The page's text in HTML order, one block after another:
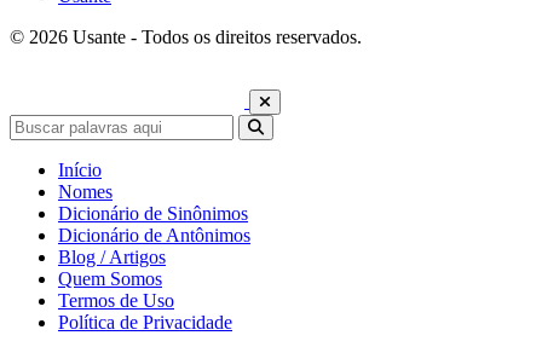
© 2026 Usante - Todos os direitos reservados.
Início
Nomes
Dicionário de Sinônimos
Dicionário de Antônimos
Blog / Artigos
Quem Somos
Termos de Uso
Política de Privacidade